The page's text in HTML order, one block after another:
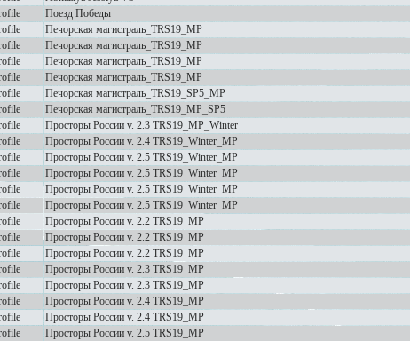
Поезд Победы
Печорская магистраль_TRS19_MP
Печорская магистраль_TRS19_MP
Печорская магистраль_TRS19_MP
Печорская магистраль_TRS19_MP
Печорская магистраль_TRS19_SP5_MP
Печорская магистраль_TRS19_MP_SP5
Просторы России v. 2.3 TRS19_MP_Winter
Просторы России v. 2.4 TRS19_Winter_MP
Просторы России v. 2.5 TRS19_Winter_MP
Просторы России v. 2.5 TRS19_Winter_MP
Просторы России v. 2.5 TRS19_Winter_MP
Просторы России v. 2.5 TRS19_Winter_MP
Просторы России v. 2.2 TRS19_MP
Просторы России v. 2.2 TRS19_MP
Просторы России v. 2.2 TRS19_MP
Просторы России v. 2.3 TRS19_MP
Просторы России v. 2.3 TRS19_MP
Просторы России v. 2.4 TRS19_MP
Просторы России v. 2.4 TRS19_MP
Просторы России v. 2.5 TRS19_MP